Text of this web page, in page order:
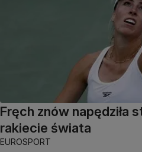
Fręch znów napędziła
rakiecie świata
EUROSPORT